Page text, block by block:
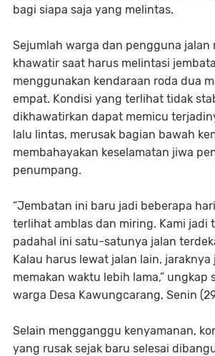
bagi siapa saja yang melintas.
Sejumlah warga dan pengguna jalan
khawatir saat harus melintasi
menggunakan kendaraan roda dua
empat. Kondisi yang terlihat tidak
dikhawatirkan dapat memicu
lalu lintas, merusak bagian bawah
membahayakan keselamatan jiwa
penumpang.
“Jembatan ini baru jadi beberapa
terlihat amblas dan miring. Kami jadi
padahal ini satu-satunya jalan
Kalau harus lewat jalan lain, jaraknya
memakan waktu lebih lama,” ungkap
warga Desa Kawungcarang, Senin
Selain mengganggu kenyamanan,
yang rusak sejak baru selesai